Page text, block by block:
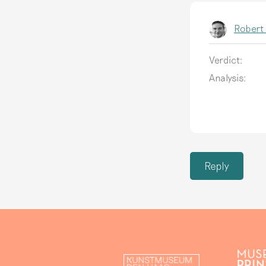
Robert
Verdict:
Analysis:
Reply